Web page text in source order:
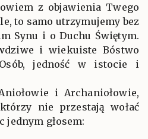
z objawienia Twego
to samo utrzymujemy bez
Synu i o Duchu Świętym.
i wiekuiste Bóstwo
jedność w istocie i
i Archaniołowie,
nie przestają wołać
jednym głosem: